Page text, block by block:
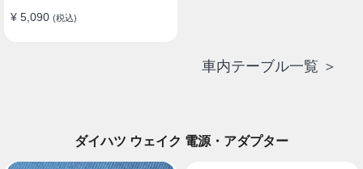
止め 小物置き 多機能 使い勝手
¥ 5,090 (税込)
車内テーブル一覧 ＞
ダイハツ ウェイク 電源・アダプター